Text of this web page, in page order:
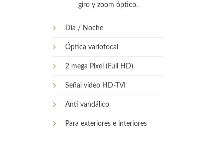
giro y zoom óptico.
Día / Noche
Óptica variofocal
2 mega Pixel (Full HD)
Señal vídeo HD-TVI
Anti vandálico
Para exteriores e interiores